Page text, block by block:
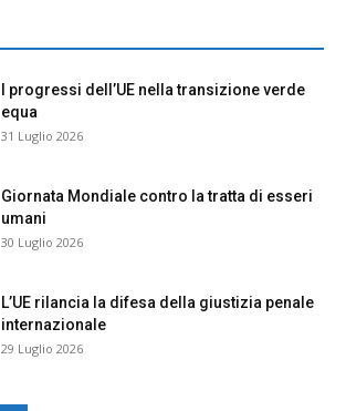
I progressi dell’UE nella transizione verde
equa
31 Luglio 2026
Giornata Mondiale contro la tratta di esseri
umani
30 Luglio 2026
L’UE rilancia la difesa della giustizia penale
internazionale
29 Luglio 2026